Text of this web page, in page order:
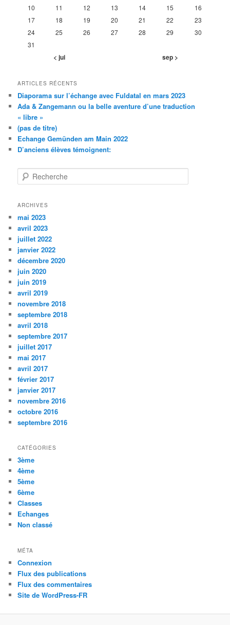
10
11 12 13 14 15
16
17
18 19 20 21 22
23
24
25 26 27 28 29
30
31
< jui sep >
ARTICLES RÉCENTS
Diaporama sur l’échange avec Fuldatal en mars 2023
Ada & Zangemann ou la belle aventure d’une traduction
« libre »
(pas de titre)
Echange Gemünden am Main 2022
D’anciens élèves témoignent:
e
h
r
c
h
e
ARCHIVES
mai 2023
avril 2023
juillet 2022
janvier 2022
décembre 2020
juin 2020
juin 2019
avril 2019
novembre 2018
septembre 2018
avril 2018
septembre 2017
juillet 2017
mai 2017
avril 2017
février 2017
janvier 2017
novembre 2016
octobre 2016
septembre 2016
CATÉGORIES
3ème
4ème
5ème
6ème
Classes
Echanges
Non classé
MÉTA
Connexion
Flux des publications
Flux des commentaires
Site de WordPress-FR